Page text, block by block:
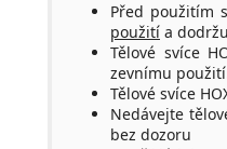
Před použitím
použití a
Tělové svíce
zevnímu
Tělové svíce
Nedávejte
bez dozoru